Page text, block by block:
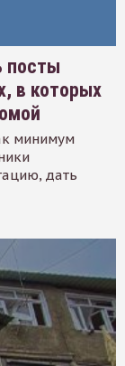
посты
в которых
минимум
дать